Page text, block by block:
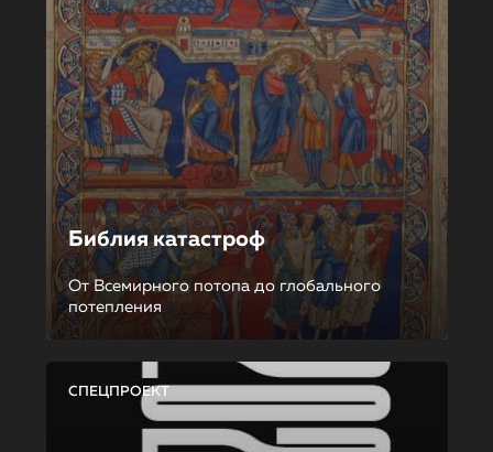
Библия катастроф
От Всемирного потопа до глобального
потепления
СПЕЦПРОЕКТ